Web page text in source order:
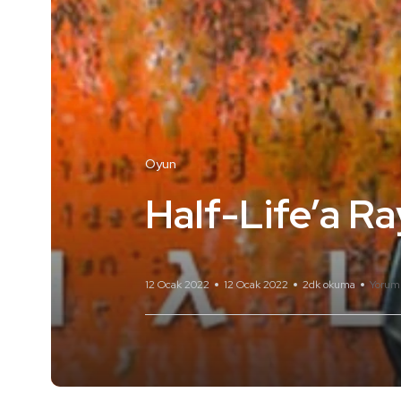
Oyun
Half-Life’a
12 Ocak 2022 12 Ocak 2022 2dk okuma